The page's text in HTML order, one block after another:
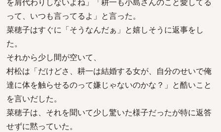
って、いつも言ってるよ」と言った。
菜穂子はすぐに「そうなんだぁ」と嬉しそうに返事をし
た。
それから少し間が空いて、
村松は「だけどさ、耕一は結婚する女が、自分のせいで俺
達に体を触らせるのって嫌じゃないのかな？」と酷いこと
を言いだした。
菜穂子は、それを聞いて少し驚いた様子だったが特に返答
せずに黙っていた。